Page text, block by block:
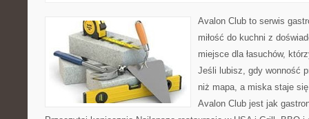
Avalon Club to serwis
miłość do kuchni z
miejsce dla łasuchów,
Jeśli lubisz, gdy wonność
niż mapa, a miska staje
Avalon Club jest jak